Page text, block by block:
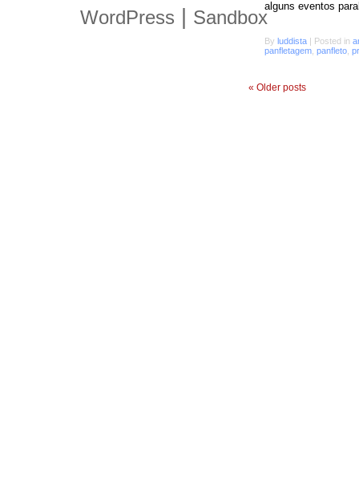
alguns eventos
By luddista | Posted in
panfletagem panfleto
« Older posts
WordPress Sandbox